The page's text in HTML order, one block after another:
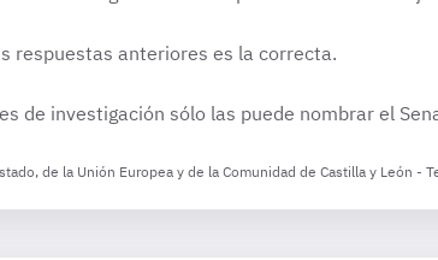
respuestas anteriores es la correcta.
de investigación sólo las puede nombrar el
de la Unión Europea y de la Comunidad de Castilla y León -